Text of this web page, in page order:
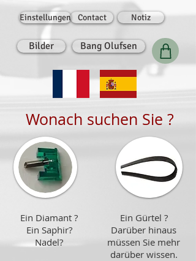
Einstellungen Contact Notiz
Bilder Bang Olufsen
Wonach suchen Sie ?
Ein Diamant ?
Ein Saphir?
Nadel?
Ein Gürtel ?
Darüber hinaus
müssen Sie mehr
darüber wissen.